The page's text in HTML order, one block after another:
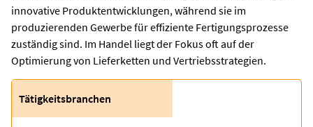
innovative Produktentwicklungen, während sie im
produzierenden Gewerbe für effiziente Fertigungsprozesse
zuständig sind. Im Handel liegt der Fokus oft auf der
Optimierung von Lieferketten und Vertriebsstrategien.
Tätigkeitsbranchen